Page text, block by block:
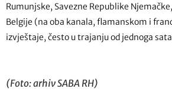
Rumunjske, Savezne Republike
Belgije (na oba kanala, flamanskom i
izvještaje, često u trajanju od jednoga
(Foto: arhiv SABA RH)